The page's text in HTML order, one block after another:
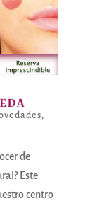
,
de
Este
centro